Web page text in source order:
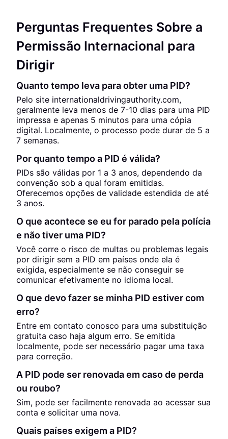
Perguntas Frequentes Sobre a
Permissão Internacional para
Dirigir
Quanto tempo leva para obter uma PID?
Pelo site internationaldrivingauthority.com,
geralmente leva menos de 7-10 dias para uma PID
impressa e apenas 5 minutos para uma cópia
digital. Localmente, o processo pode durar de 5 a
7 semanas.
Por quanto tempo a PID é válida?
PIDs são válidas por 1 a 3 anos, dependendo da
convenção sob a qual foram emitidas.
Oferecemos opções de validade estendida de até
3 anos.
O que acontece se eu for parado pela polícia
e não tiver uma PID?
Você corre o risco de multas ou problemas legais
por dirigir sem a PID em países onde ela é
exigida, especialmente se não conseguir se
comunicar efetivamente no idioma local.
O que devo fazer se minha PID estiver com
erro?
Entre em contato conosco para uma substituição
gratuita caso haja algum erro. Se emitida
localmente, pode ser necessário pagar uma taxa
para correção.
A PID pode ser renovada em caso de perda
ou roubo?
Sim, pode ser facilmente renovada ao acessar sua
conta e solicitar uma nova.
Quais países exigem a PID?